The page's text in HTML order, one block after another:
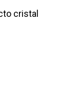
cristal